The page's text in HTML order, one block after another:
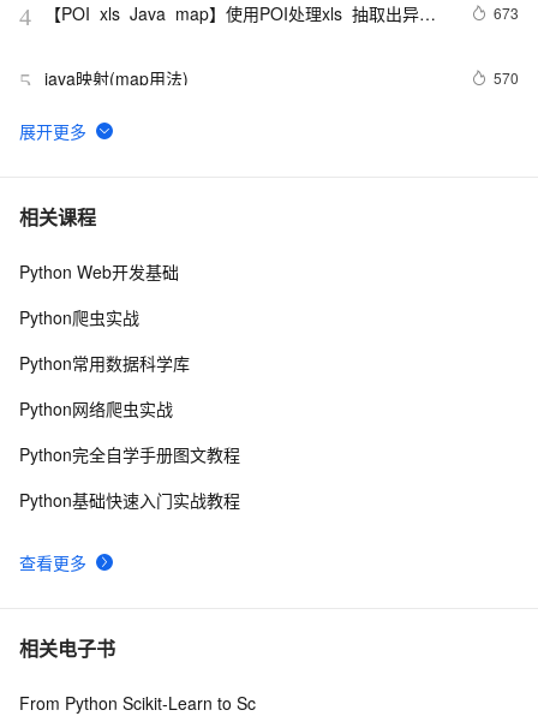
4
【POI  xls  Java  map】使用POI处理xls  抽取出异常
高度
673
5 java映射(map用法) 570
6
LeetCode 169 Majority Element（主要元素）（vector、
7 Java中容器学习(一) —— Collection和Map
8 Map 3D 2013中的AcMapMap.GroupModified 和
10【Java基础】探索List和Map循环遍历删除问题
相关课程
查看更多
Python Web开发基础
Python爬虫实战
Python常用数据科学库
Python网络爬虫实战
Python完全自学手册图文教程
Python基础快速入门实战教程
相关电子书
From Python Scikit-Learn to Sc